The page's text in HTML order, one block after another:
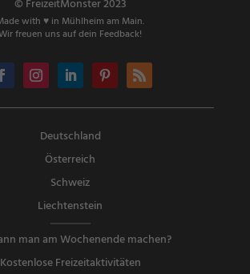
© FreizeitMonster 2023
with ♥ in Mühlheim am Main.
freuen uns auf dein Feedback!
Deutschland
Österreich
Schweiz
Liechtenstein
man am Wochenende machen?
Kostenlose Freizeitaktivitäten